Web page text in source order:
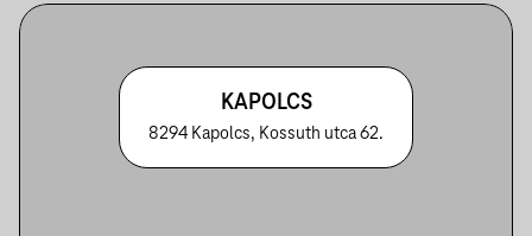
KAPOLCS
8294 Kapolcs, Kossuth utca 62.